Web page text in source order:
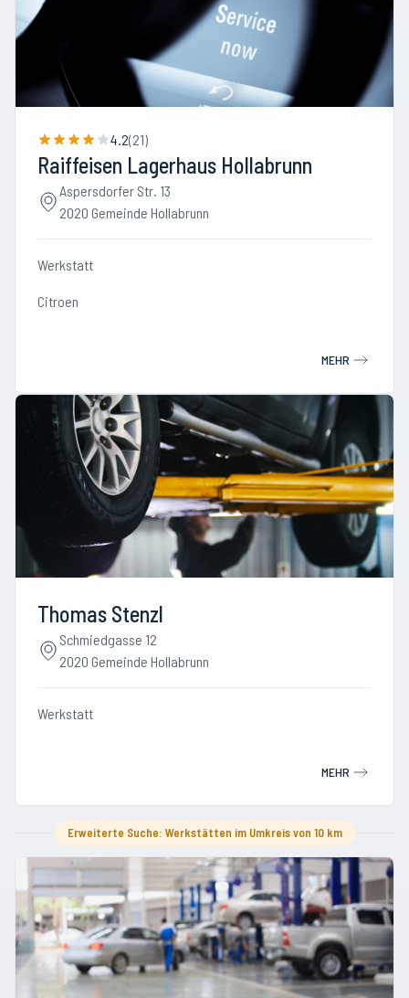
4.2(21)
Raiffeisen Lagerhaus Hollabrunn
Aspersdorfer Str. 13
2020 Gemeinde Hollabrunn
Werkstatt
Citroen
MEHR
Thomas Stenzl
Schmiedgasse 12
2020 Gemeinde Hollabrunn
Werkstatt
MEHR
Erweiterte Suche: Werkstätten im Umkreis von 10 km